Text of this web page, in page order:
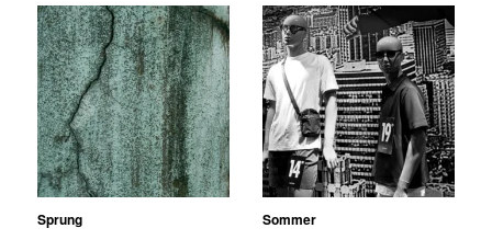
Sprung Sommer